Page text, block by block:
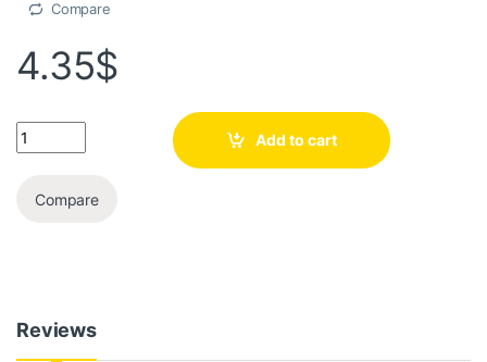
Compare
4.35$
Add to cart
Compare
Reviews